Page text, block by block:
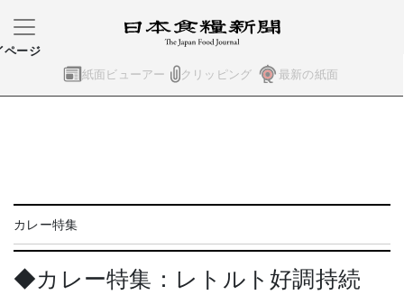
紙面ビューアー クリッピング 最新の紙面
ページ
カレー特集
◆カレー特集：レトルト好調持続